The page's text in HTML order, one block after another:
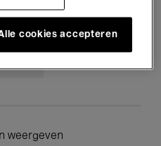
Palace
weergeven
cookies accepteren